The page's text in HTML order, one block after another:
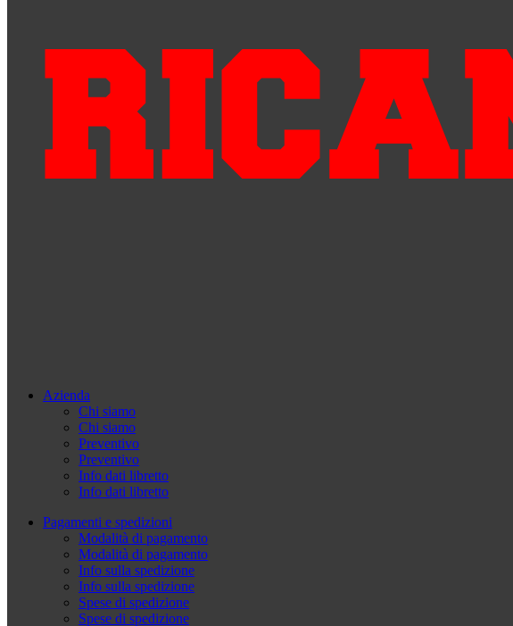
Azienda
Chi siamo
Chi siamo
Preventivo
Preventivo
Info dati libretto
Info dati libretto
Pagamenti e spedizioni
Modalità di pagamento
Modalità di pagamento
Info sulla spedizione
Info sulla spedizione
Spese di spedizione
Spese di spedizione